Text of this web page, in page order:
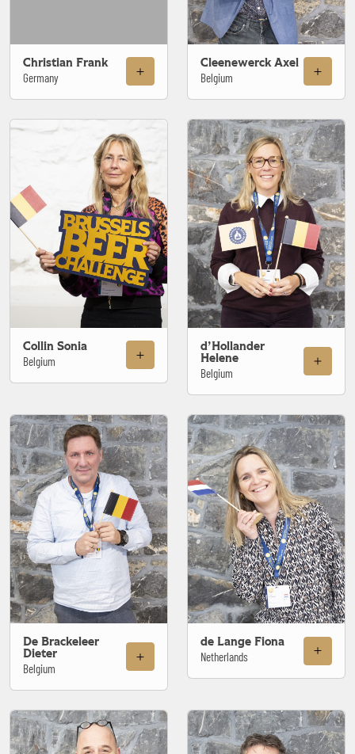
Christian Frank
Germany
Cleenewerck Axel
Belgium
Collin Sonia
Belgium
d’Hollander
Helene
Belgium
De Brackeleer
Dieter
Belgium
de Lange Fiona
Netherlands